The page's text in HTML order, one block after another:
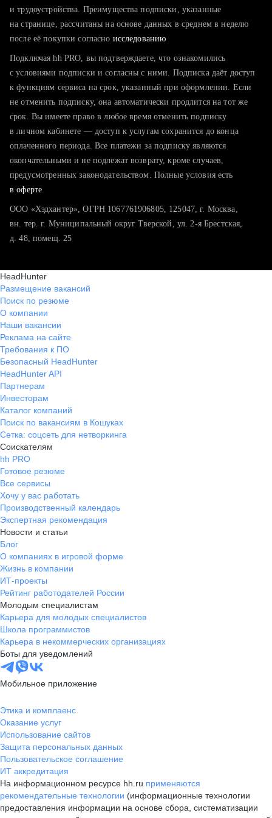
тратите много времени на поиск и вручную поднимаете
хотите сравнить себя с конкурентами и оценить шансы
и трудоустройства. Преимущества подписки, указанные
на странице, рассчитаны на основе данных в среднем в неделю
после её покупки согласно исследованию
Подключая hh PRO, вы подтверждаете, что ознакомились
с условиями подписки и согласны с ними. Подписка даёт доступ
к функциям сервиса на срок, указанный при оформлении. Если
не отменить подписку, она автоматически продлится на тот же
срок. Вы имеете право в любое время отменить подписку
в личном кабинете — доступ к услугам сохранится до конца
оплаченного периода. Все платежи за подписку являются
окончательными и не подлежат возврату, кроме случаев,
предусмотренных законодательством. Полные условия есть
в оферте
ООО «Хэдхантер», ОГРН 1067761906805, 125047, г. Москва,
вн. тер. г. Муниципальный округ Тверской, ул. 2-я Брестская,
д. 48, помещ. 25
HeadHunter
Размещение вакансий
Поиск по резюме
О компании
Наши вакансии
Реклама на сайте
Требования к ПО
Безопасный HeadHunter
HeadHunter API
Партнерам
Инвесторам
Каталог компаний
Поиск по вакансиям в Кошуках
Сетка: соцсеть для нетворкинга
Соискателям
hh PRO
Готовое резюме
Все сервисы
Хочу у вас работать
Производственный календарь
Экспертная рекомендация
Новости и статьи
Блог
О компаниях в игровой форме
Жизнь в компании
ИТ-проекты
Рейтинг работодателей России
Молодым специалистам
Карьера для молодых специалистов
Школа программистов
Карьера в некоммерческих организациях
Боты для уведомлений
Мобильное приложение
Этика и комплаенс
Оказание услуг
Использование сайтов
Защита персональных данных
Пользовательское соглашение
ИТ аккредитация
На информационном ресурсе hh.ru применяются
рекомендательные технологии (информационные технологии
предоставления информации на основе сбора, систематизации